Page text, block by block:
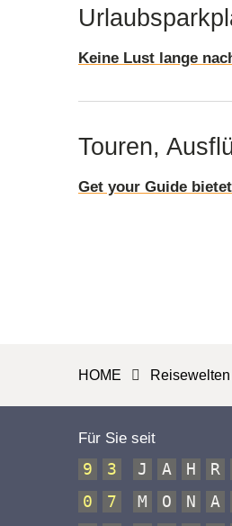
Keine Lust lange
Touren,
Get your Guide
HOME Reisewelten
Für Sie seit
9 3 J A H R
0
7 M O N A